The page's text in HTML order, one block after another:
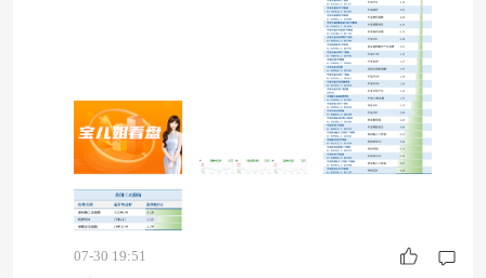
来源：Wind，2026.07.30） 资金面来看，两市合计
07-30 19:51